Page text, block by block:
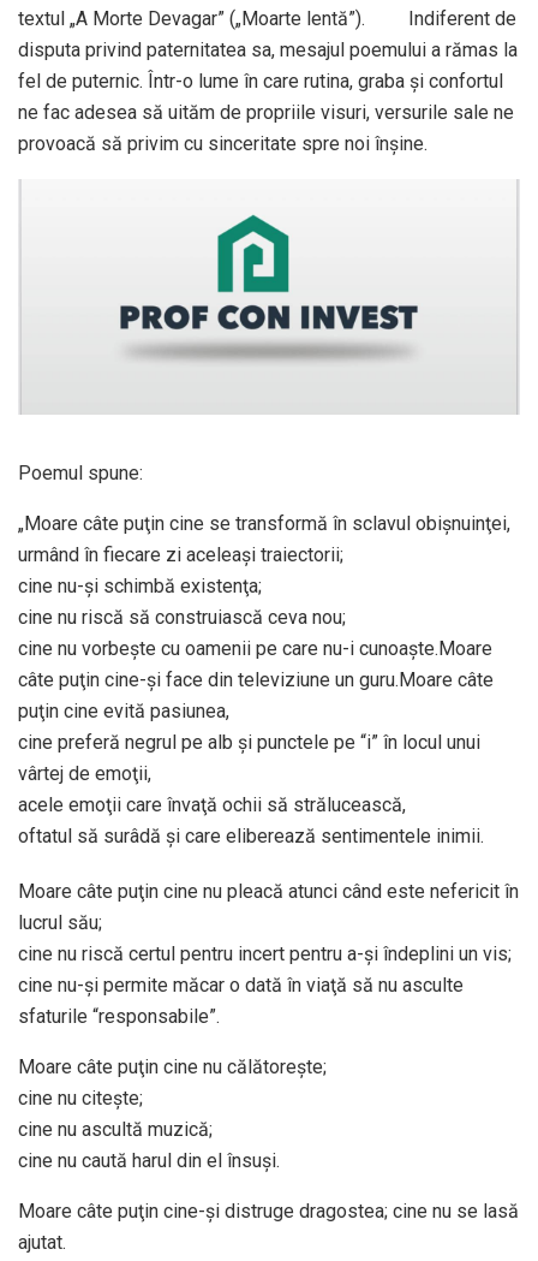
textul „A Morte Devagar” („Moarte lentă”). Indiferent de
disputa privind paternitatea sa, mesajul poemului a rămas la
fel de puternic. Într-o lume în care rutina, graba și confortul
ne fac adesea să uităm de propriile visuri, versurile sale ne
provoacă să privim cu sinceritate spre noi înșine.
Poemul spune:
„Moare câte puţin cine se transformă în sclavul obişnuinţei,
urmând în fiecare zi aceleaşi traiectorii;
cine nu-şi schimbă existenţa;
cine nu riscă să construiască ceva nou;
cine nu vorbeşte cu oamenii pe care nu-i cunoaşte.Moare
câte puţin cine-şi face din televiziune un guru.Moare câte
puţin cine evită pasiunea,
cine preferă negrul pe alb şi punctele pe “i” în locul unui
vârtej de emoţii,
acele emoţii care învaţă ochii să strălucească,
oftatul să surâdă şi care eliberează sentimentele inimii.
Moare câte puţin cine nu pleacă atunci când este nefericit în
lucrul său;
cine nu riscă certul pentru incert pentru a-şi îndeplini un vis;
cine nu-şi permite măcar o dată în viaţă să nu asculte
sfaturile “responsabile”.
Moare câte puţin cine nu călătoreşte;
cine nu citeşte;
cine nu ascultă muzică;
cine nu caută harul din el însuşi.
Moare câte puţin cine-şi distruge dragostea; cine nu se lasă
ajutat.